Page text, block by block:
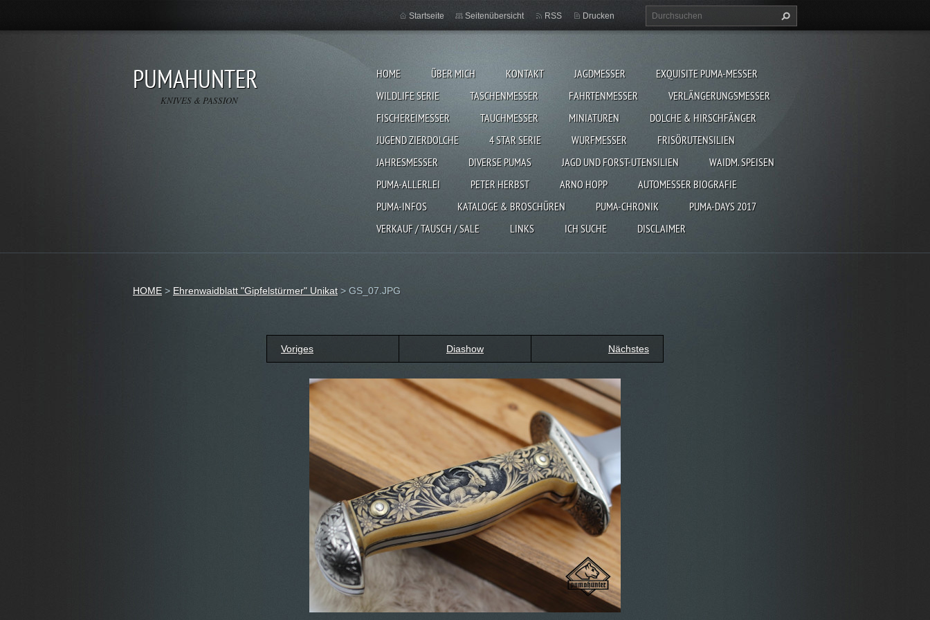
PUMAHUNTER
KNIVES & PASSION
HOME ÜBER MICH KONTAKT JAGDMESSER
EXQUISITE PUMA-MESSER
WILDLIFE SERIE
TASCHENMESSER FAHRTENMESSER
VERLÄNGERUNGSMESSER
FISCHEREIMESSER
TAUCHMESSER MINIATUREN
DOLCHE & HIRSCHFÄNGER
JUGEND ZIERDOLCHE
4 STAR SERIE WURFMESSER
FRISÖRUTENSILIEN
JAHRESMESSER
DIVERSE PUMAS JAGD UND FORST-UTENSILIEN
WAIDM. SPEISEN
PUMA-ALLERLEI
PETER HERBST ARNO HOPP
AUTOMESSER BIOGRAFIE
PUMA-INFOS
KATALOGE & BROSCHÜREN PUMA-CHRONIK
PUMA-DAYS 2017
VERKAUF / TAUSCH / SALE
LINKS ICH SUCHE DISCLAIMER
Startseite Seitenübersicht RSS Drucken
HOME > Ehrenwaidblatt "Gipfelstürmer" Unikat > GS_07.JPG
Voriges Diashow Nächstes